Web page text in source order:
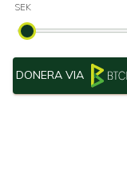
DONERA VIA